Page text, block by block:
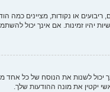
או נקודות, מציינים כמה
יהיו זמינות. אם אינך יכול
לשנות את הנוסח של כל אחד
יקטין את מונה ההודעות שלך.